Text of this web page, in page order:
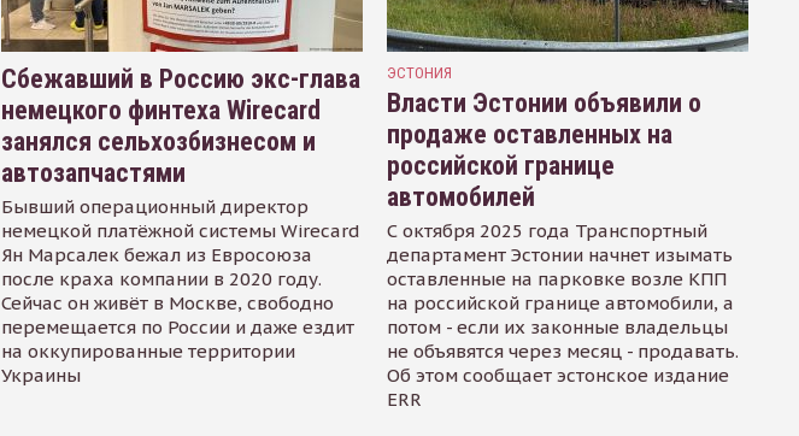
Сбежавший в Россию экс-глава
немецкого финтеха Wirecard
занялся сельхозбизнесом и
автозапчастями
Бывший операционный директор
немецкой платёжной системы Wirecard
Ян Марсалек бежал из Евросоюза
после краха компании в 2020 году.
Сейчас он живёт в Москве, свободно
перемещается по России и даже ездит
на оккупированные территории
Украины
ЭСТОНИЯ
Власти Эстонии объявили о
продаже оставленных на
российской границе
автомобилей
С октября 2025 года Транспортный
департамент Эстонии начнет изымать
оставленные на парковке возле КПП
на российской границе автомобили, а
потом - если их законные владельцы
не объявятся через месяц - продавать.
Об этом сообщает эстонское издание
ERR